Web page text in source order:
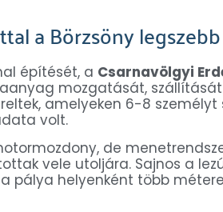
a Börzsöny
építését, a Csarnavölgyi
mozgatását,
amelyeken 6-8 személyt
volt.
de
vele utoljára. Sajnos a
pálya helyenként több